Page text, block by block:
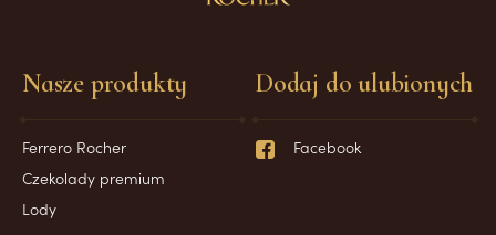
Nasze produkty
Ferrero Rocher
Czekolady premium
Lody
Dodaj do ulubionych
Facebook